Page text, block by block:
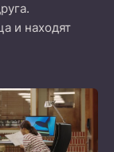
и находят